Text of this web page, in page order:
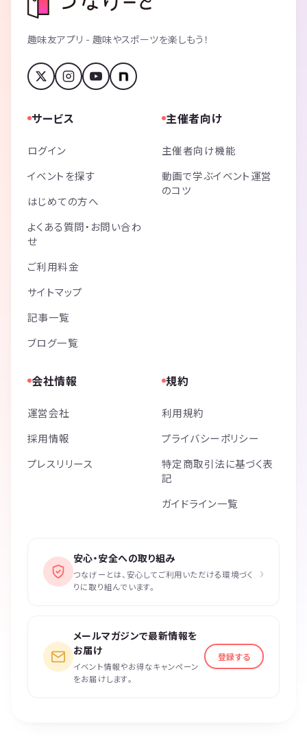
趣味友アプリ - 趣味やスポーツを楽しもう！
サービス
ログイン
イベントを探す
はじめての方へ
よくある質問・お問い合わ
せ
ご利用料金
サイトマップ
記事一覧
ブログ一覧
主催者向け
主催者向け機能
動画で学ぶイベント運営
のコツ
会社情報
運営会社
採用情報
プレスリリース
規約
利用規約
プライバシーポリシー
特定商取引法に基づく表
記
ガイドライン一覧
安心・安全への取り組み
つなげーとは、安心してご利用いただける環境づく
りに取り組んでいます。
›
メールマガジンで最新情報を
お届け
イベント情報やお得なキャンペーン
をお届けします。
登録する